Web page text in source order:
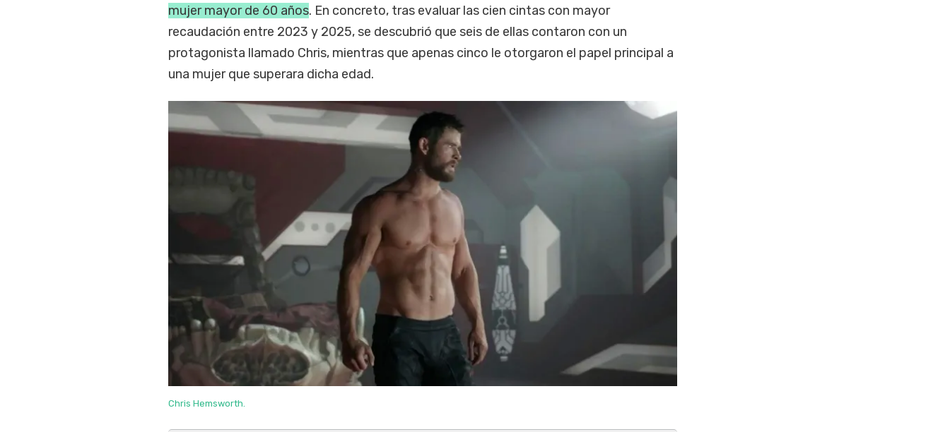
mujer mayor de 60 años. En concreto, tras evaluar las cien cintas con mayor
recaudación entre 2023 y 2025, se descubrió que seis de ellas contaron con un
protagonista llamado Chris, mientras que apenas cinco le otorgaron el papel principal a
una mujer que superara dicha edad.
Chris Hemsworth.